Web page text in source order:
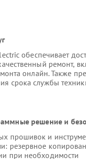
обеспечивает
ремонт,
онлайн. Также
срока службы
решение и
прошивок и
резервное
при необходимости